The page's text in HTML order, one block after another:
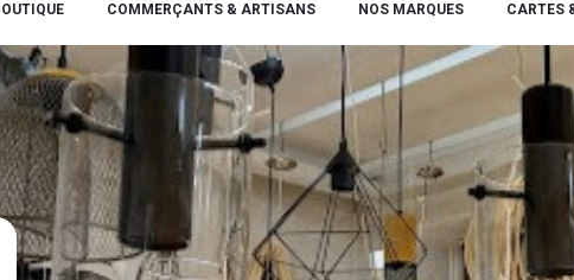
COMMERÇANTS & ARTISANS NOS MARQUES CARTES